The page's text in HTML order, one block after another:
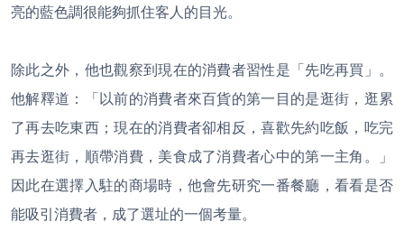
亮的藍色調很能夠抓住客人的目光。
除此之外，他也觀察到現在的消費者習性是「先吃再買」。
他解釋道：「以前的消費者來百貨的第一目的是逛街，逛累
了再去吃東西；現在的消費者卻相反，喜歡先約吃飯，吃完
再去逛街，順帶消費，美食成了消費者心中的第一主角。」
因此在選擇入駐的商場時，他會先研究一番餐廳，看看是否
能吸引消費者，成了選址的一個考量。